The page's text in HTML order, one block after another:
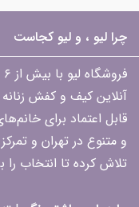
چرا لیو ، و لیو کجاست
آنلاین کیف و کفش
قابل اعتماد برای
و متنوع در تهران و
تلاش کرده تا انتخاب